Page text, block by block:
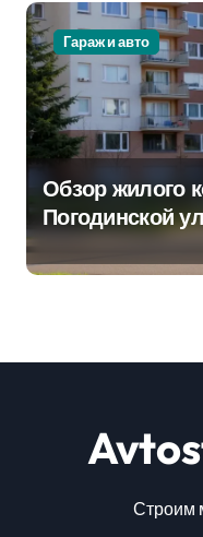
Гараж и авто
Обзор жилого
Погодинской
Строим